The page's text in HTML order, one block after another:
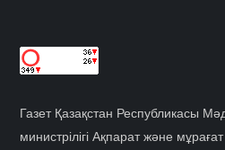
Газет Қазақстан Республикасы
министрілігі Ақпарат және